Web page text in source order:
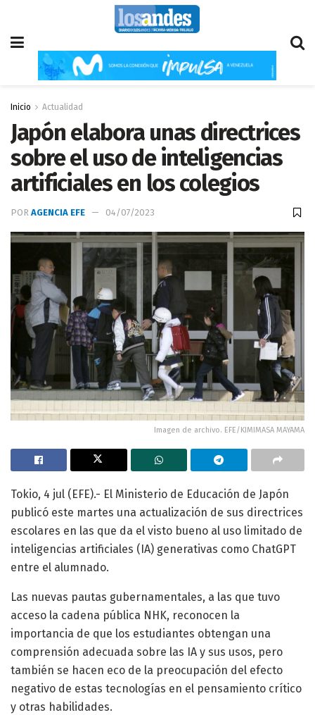
Inicio Actualidad
Japón elabora unas directrices
sobre el uso de inteligencias
artificiales en los colegios
POR AGENCIA EFE 04/07/2023
Imagen de archivo. EFE/KIMIMASA MAYAMA
Tokio, 4 jul (EFE).- El Ministerio de Educación de Japón
publicó este martes una actualización de sus directrices
escolares en las que da el visto bueno al uso limitado de
inteligencias artificiales (IA) generativas como ChatGPT
entre el alumnado.
Las nuevas pautas gubernamentales, a las que tuvo
acceso la cadena pública NHK, reconocen la
importancia de que los estudiantes obtengan una
comprensión adecuada sobre las IA y sus usos, pero
también se hacen eco de la preocupación del efecto
negativo de estas tecnologías en el pensamiento crítico
y otras habilidades.